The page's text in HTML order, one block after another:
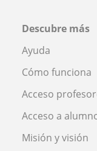
Descubre más
Ayuda
Cómo funciona
Acceso
Acceso a
Misión y visión